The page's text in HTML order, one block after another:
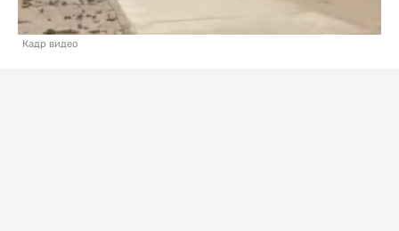
Кадр видео